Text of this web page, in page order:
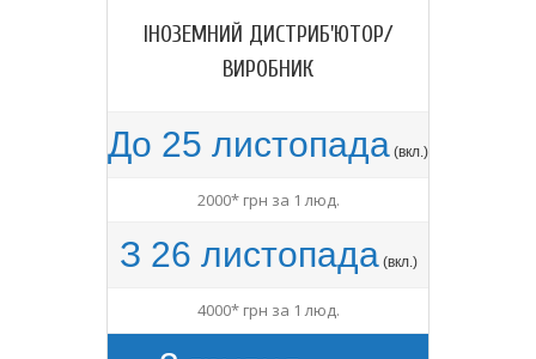
ІНОЗЕМНИЙ ДИСТРИБ'ЮТОР/
ВИРОБНИК
До 25 листопада (вкл.)
2000* грн за 1 люд.
З 26 листопада(вкл.)
4000* грн за 1 люд.